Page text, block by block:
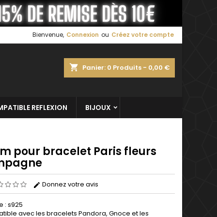
Bienvenue, Connexion ou Créez votre compte
shopping_cart Panier: 0 Produits - 0,00 €
REFLEXION BIJOUX
pour bracelet Paris fleurs
Donnez votre avis
: s925
avec les bracelets Pandora, Gnoce et les